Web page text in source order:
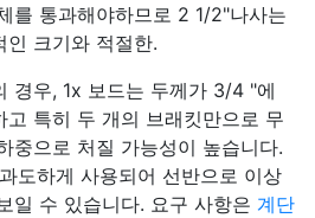
를 통과해야하므로 2 1/2"나사는
인 크기와 적절한.
경우, 1x 보드는 두께가 3/4 "에
고 특히 두 개의 브래킷만으로 무
중으로 처질 가능성이 높습니다.
도하게 사용되어 선반으로 이상
일 수 있습니다. 요구 사항은 계단